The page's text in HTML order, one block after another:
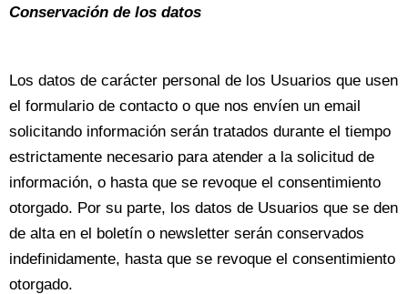
Conservación de los datos
Los datos de carácter personal de los Usuarios que usen
el formulario de contacto o que nos envíen un email
solicitando información serán tratados durante el tiempo
estrictamente necesario para atender a la solicitud de
información, o hasta que se revoque el consentimiento
otorgado. Por su parte, los datos de Usuarios que se den
de alta en el boletín o newsletter serán conservados
indefinidamente, hasta que se revoque el consentimiento
otorgado.